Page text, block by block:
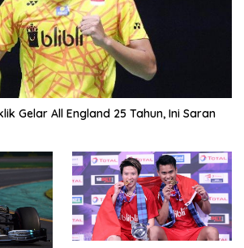
Gelar All England 25 Tahun, Ini Saran